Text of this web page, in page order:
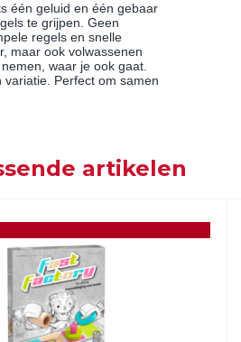
één geluid en één gebaar
te grijpen. Geen
regels en snelle
maar ook volwassenen
waar je ook gaat.
Perfect om samen
artikelen